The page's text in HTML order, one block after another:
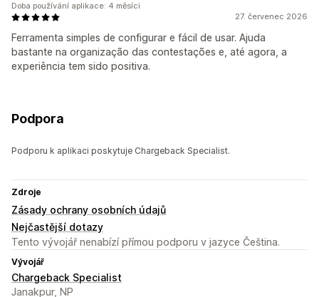
27. červenec 2026
Ferramenta simples de configurar e fácil de usar. Ajuda
bastante na organização das contestações e, até agora, a
experiência tem sido positiva.
Doba používání aplikace: 4 měsíci
Podpora
Podporu k aplikaci poskytuje Chargeback Specialist.
Zdroje
Zásady ochrany osobních údajů
Nejčastější dotazy
Tento vývojář nenabízí přímou podporu v jazyce Čeština.
Vývojář
Chargeback Specialist
Janakpur, NP